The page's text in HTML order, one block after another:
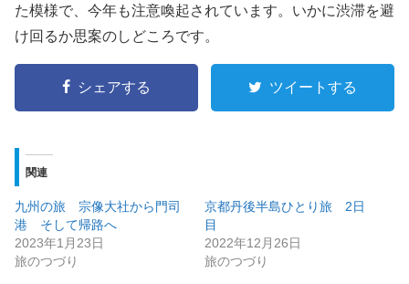
た模様で、今年も注意喚起されています。いかに渋滞を避
け回るか思案のしどころです。
シェアする ツイートする
関連
九州の旅 宗像大社から門司
港 そして帰路へ
2023年1月23日
旅のつづり
京都丹後半島ひとり旅 2日
目
2022年12月26日
旅のつづり